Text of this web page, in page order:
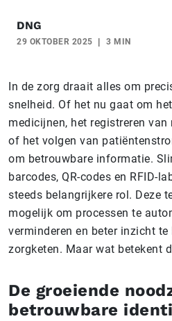
DNG
29 OKTOBER 2025 3 MIN
In de zorg draait alles om
snelheid. Of het nu gaat om
medicijnen, het registreren
of het volgen van
om betrouwbare informatie.
barcodes, QR-codes en RFID-
steeds belangrijkere rol. Deze
mogelijk om processen te
verminderen en beter inzicht
zorgketen. Maar wat betekent
De groeiende
betrouwbare